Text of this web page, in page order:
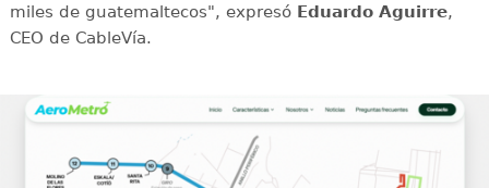
miles de guatemaltecos", expresó Eduardo Aguirre,
CEO de CableVía.